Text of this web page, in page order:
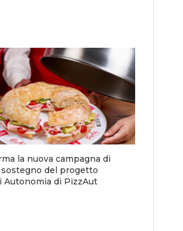
la nuova campagna di
del progetto
Autonomia di PizzAut